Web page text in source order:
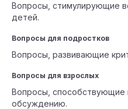
Вопросы, стимулирующие
детей.
Вопросы для подростков
Вопросы, развивающие
Вопросы для взрослых
Вопросы, способствующие
обсуждению.